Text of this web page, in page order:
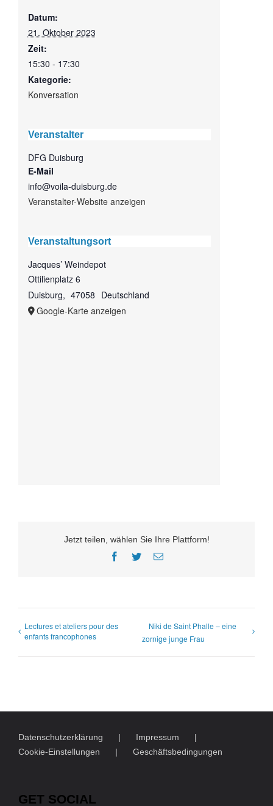
Datum:
21. Oktober 2023
Zeit:
15:30 - 17:30
Kategorie:
Konversation
Veranstalter
DFG Duisburg
E-Mail
info@voila-duisburg.de
Veranstalter-Website anzeigen
Veranstaltungsort
Jacques’ Weindepot
Ottilienplatz 6
Duisburg, 47058 Deutschland
Google-Karte anzeigen
Jetzt teilen, wählen Sie Ihre Plattform!
Facebook
TwitterE-
Lectures et ateliers pour des
enfants francophones
Niki de Saint Phalle – eine
zornige junge Frau
Datenschutzerklärung
Impressum
Cookie-Einstellungen
Geschäftsbedingungen
GET SOCIAL